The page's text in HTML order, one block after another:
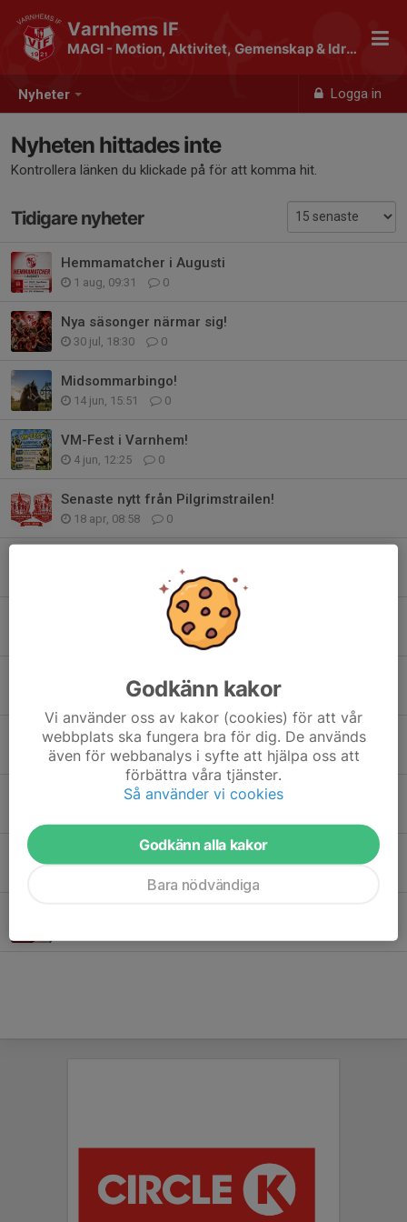
Nyheter Logga in
Varnhems IF
MAGI - Motion, Aktivitet, Gemenskap & Idrott
Nyheten hittades inte
Kontrollera länken du klickade på för att komma hit.
Tidigare nyheter
Hemmamatcher i Augusti
1 aug, 09:31 0
Nya säsonger närmar sig!
30 jul, 18:30 0
Midsommarbingo!
14 jun, 15:51 0
VM-Fest i Varnhem!
4 jun, 12:25 0
Senaste nytt från Pilgrimstrailen!
18 apr, 08:58 0
0
Medlemsavgifter 2026
2
13 apr, 20:48 0
Rabatt på Intersport
8 apr, 21:15 0
ANMÄLAN ÖPPEN!
Senaste nytt från Pilgrimstrailen!
Godkänn kakor
Vi använder oss av kakor (cookies) för att vår
webbplats ska fungera bra för dig. De används
även för webbanalys i syfte att hjälpa oss att
förbättra våra tjänster.
Så använder vi cookies
Godkänn alla kakor
Bara nödvändiga